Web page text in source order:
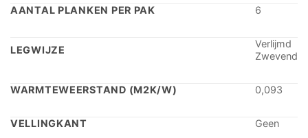
AANTAL PLANKEN PER PAK 6
LEGWIJZE
Verlijmd
Zwevend
WARMTEWEERSTAND (M2K/W) 0,093
VELLINGKANT Geen